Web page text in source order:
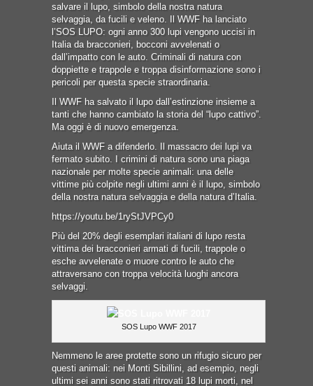
salvare il lupo, simbolo della nostra natura
selvaggia, da fucili e veleno. Il WWF ha lanciato
l’SOS LUPO: ogni anno 300 lupi vengono uccisi in
Italia da bracconieri, bocconi avvelenati o
dall’impatto con le auto. Criminali di natura con
doppiette e trappole e troppa disinformazione sono i
pericoli per questa specie straordinaria.
Il WWF ha salvato il lupo dall’estinzione insieme a
tanti che hanno cambiato la storia del “lupo cattivo”.
Ma oggi è di nuovo emergenza.
Aiuta il WWF a difenderlo. Il massacro dei lupi va
fermato subito. I crimini di natura sono una piaga
nazionale per molte specie animali: una delle
vittime più colpite negli ultimi anni è il lupo, simbolo
della nostra natura selvaggia e della natura d’Italia.
https://youtu.be/1ryStJVPCy0
Più del 20% degli esemplari italiani di lupo resta
vittima dei bracconieri armati di fucili, trappole o
esche avvelenate o muore contro le auto che
attraversano con troppa velocità luoghi ancora
selvaggi.
SOS Lupo WWF 2017
Nemmeno le aree protette sono un rifugio sicuro per
questi animali: nei Monti Sibillini, ad esempio, negli
ultimi sei anni sono stati ritrovati 18 lupi morti, nel